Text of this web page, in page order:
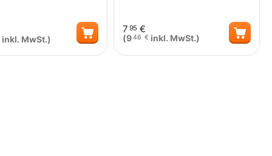
inkl. MwSt.)
7 95 €
(946 € inkl. MwSt.)